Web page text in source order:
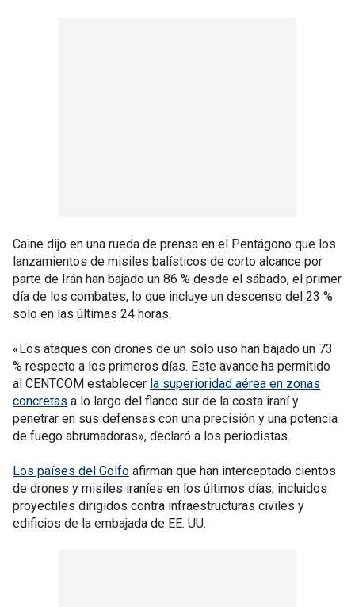
Caine dijo en una rueda de prensa en el Pentágono que los
lanzamientos de misiles balísticos de corto alcance por
parte de Irán han bajado un 86 % desde el sábado, el primer
día de los combates, lo que incluye un descenso del 23 %
solo en las últimas 24 horas.
«Los ataques con drones de un solo uso han bajado un 73
% respecto a los primeros días. Este avance ha permitido
al CENTCOM establecer la superioridad aérea en zonas
concretas a lo largo del flanco sur de la costa iraní y
penetrar en sus defensas con una precisión y una potencia
de fuego abrumadoras», declaró a los periodistas.
Los países del Golfo afirman que han interceptado cientos
de drones y misiles iraníes en los últimos días, incluidos
proyectiles dirigidos contra infraestructuras civiles y
edificios de la embajada de EE. UU.